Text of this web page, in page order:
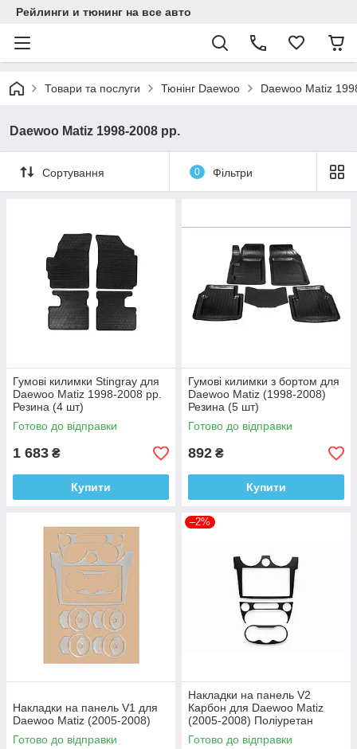
Рейлинги и тюнинг на все авто
Товари та послуги Тюнінг Daewoo Daewoo Matiz
Daewoo Matiz 1998-2008 рр.
Сортування 0 Фільтри
Гумові килимки Stingray для
Daewoo Matiz 1998-2008 рр.
Резина (4 шт)
Готово до відправки
1 683 ₴
Купити
Гумові килимки з бортом для
Daewoo Matiz (1998-2008)
Резина (5 шт)
Готово до відправки
892 ₴
Купити
Накладки на панель V1 для
Daewoo Matiz (2005-2008)
Готово до відправки
–2%
Накладки на панель V2
Карбон для Daewoo Matiz
(2005-2008) Поліуретан
Готово до відправки